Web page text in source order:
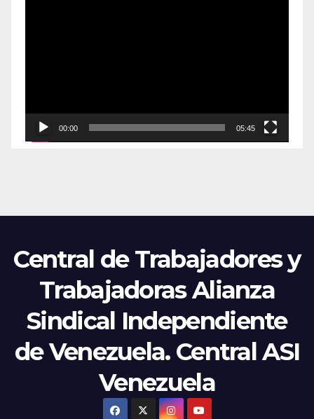
00:00 05:45
Central de Trabajadores y
Trabajadoras Alianza
Sindical Independiente
de Venezuela. Central ASI
Venezuela